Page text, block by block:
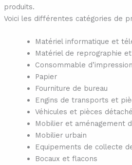
produits.
Voici les différentes catégories de
Matériel informatique et
Matériel de reprographie
Consommable d’impression
Papier
Fourniture de bureau
Engins de transports et
Véhicules et pièces
Mobilier et aménagement
Mobilier urbain
Equipements de collecte
Bocaux et flacons